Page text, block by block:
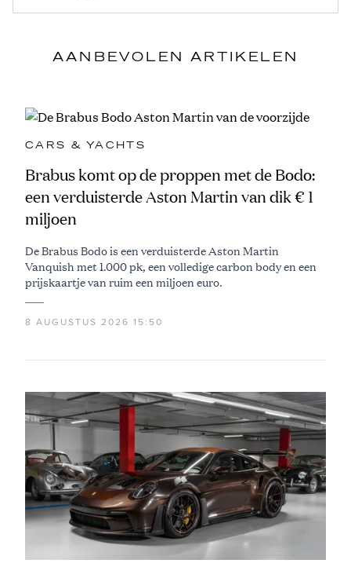
AANBEVOLEN ARTIKELEN
CARS & YACHTS
Brabus komt op de proppen met de Bodo:
een verduisterde Aston Martin van dik € 1
miljoen
De Brabus Bodo is een verduisterde Aston Martin
Vanquish met 1.000 pk, een volledige carbon body en een
prijskaartje van ruim een miljoen euro.
8 AUGUSTUS 2026 15:50